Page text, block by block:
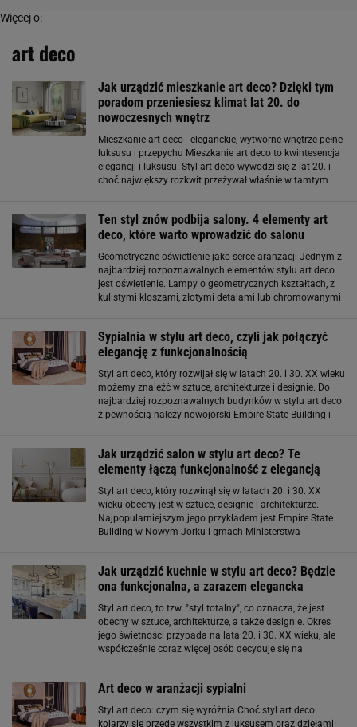
Więcej o:
art deco
Jak urządzić mieszkanie art deco? Dzięki tym
poradom przeniesiesz klimat lat 20. do
nowoczesnych wnętrz
Mieszkanie art deco - eleganckie, wytworne wnętrze pełne
luksusu i przepychu Mieszkanie art deco to kwintesencja
elegancji i luksusu. Styl art deco wywodzi się z lat 20. i
choć największy rozkwit przeżywał właśnie w tamtym
Ten styl znów podbija salony. 4 elementy art
deco, które warto wprowadzić do salonu
Geometryczne oświetlenie jako serce aranżacji Jednym z
najbardziej rozpoznawalnych elementów stylu art deco
jest oświetlenie. Lampy o geometrycznych kształtach, z
kulistymi kloszami, złotymi detalami lub chromowanymi
Sypialnia w stylu art deco, czyli jak połączyć
elegancję z funkcjonalnością
Styl art deco, który rozwijał się w latach 20. i 30. XX wieku
możemy znaleźć w sztuce, architekturze i designie. Do
najbardziej rozpoznawalnych budynków w stylu art deco
z pewnością należy nowojorski Empire State Building i
Jak urządzić salon w stylu art deco? Te
elementy łączą funkcjonalność z elegancją
Styl art deco, który rozwinął się w latach 20. i 30. XX
wieku obecny jest w sztuce, designie i architekturze.
Najpopularniejszym jego przykładem jest Empire State
Building w Nowym Jorku i gmach Ministerstwa
Jak urządzić kuchnie w stylu art deco? Będzie
ona funkcjonalna, a zarazem elegancka
Styl art deco, to tzw. "styl totalny", co oznacza, że jest
obecny w sztuce, architekturze, a także designie. Okres
jego świetności przypada na lata 20. i 30. XX wieku, ale
współcześnie coraz więcej osób decyduje się na
Art deco w aranżacji sypialni
Styl art deco: czym się wyróżnia Choć styl art deco
kojarzy się przede wszystkim z luksusem oraz dziełami